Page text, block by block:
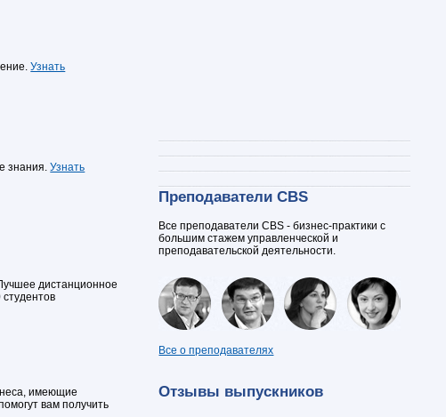
Узнать
знания.Узнать
дистанционное
имеющие
вам получить
Преподаватели CBS
Все преподаватели CBS - бизнес-практики с
большим стажем управленческой и
преподавательской деятельности.
Все о преподавателях
Отзывы выпускников